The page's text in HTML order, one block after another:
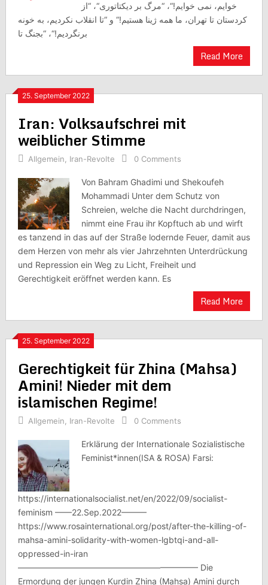
خوایم، نمی خوایم!“، “مرگ بر دیکتاتوری“، “از
کردستان تا تهران، ما همه ژینا هستیم!“ و “تا انقلاب نکردیم، به خونه
بر‌نگردیم!“، “بجنگ تا
Read More
25. September 2022
Iran: Volksaufschrei mit
weiblicher Stimme
Allgemein Iran-Revolte 0 Comments
Von Bahram Ghadimi und Shekoufeh
Mohammadi Unter dem Schutz von
Schreien, welche die Nacht durchdringen,
nimmt eine Frau ihr Kopftuch ab und wirft
es tanzend in das auf der Straße lodernde Feuer, damit aus
dem Herzen von mehr als vier Jahrzehnten Unterdrückung
und Repression ein Weg zu Licht, Freiheit und
Gerechtigkeit eröffnet werden kann. Es
Read More
25. September 2022
Gerechtigkeit für Zhina (Mahsa)
Amini! Nieder mit dem
islamischen Regime!
Allgemein Iran-Revolte 0 Comments
Erklärung der Internationale Sozialistische
Feminist*innen(ISA & ROSA) Farsi:
https://internationalsocialist.net/en/2022/09/socialist-
feminism ——22.Sep.2022———
https://www.rosainternational.org/post/after-the-killing-of-
mahsa-amini-solidarity-with-women-lgbtqi-and-all-
oppressed-in-iran
—————————————————————– Die
Ermordung der jungen Kurdin Zhina (Mahsa) Amini durch